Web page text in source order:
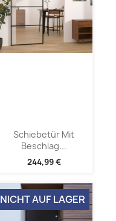
Schiebetür Mit
Beschlag...
244,99 €
NICHT AUF LAGER